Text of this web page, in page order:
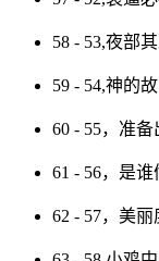
58 - 53,夜部
59 - 54,神的
60 - 55，准备
61 - 56，是
62 - 57，美